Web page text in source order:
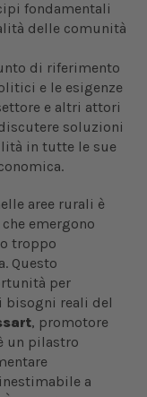
fondamentali
delle comunità
di riferimento
e le esigenze
e altri attori
soluzioni
in tutte le sue
aree rurali è
emergono
troppo
Questo
per
bisogni reali del
, promotore
un pilastro
a